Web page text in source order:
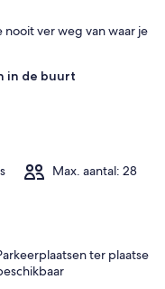
t
e
b
d
ver weg van waar je
in de buurt
Max. aantal: 28
ter plaatse